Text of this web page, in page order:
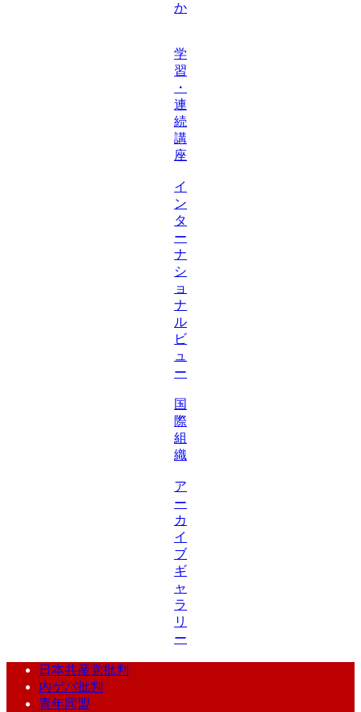
か
学
習
・
連
続
講
座
イ
ン
タ
ー
ナ
シ
ョ
ナ
ル
ビ
ュ
ー
国
際
組
織
ア
ー
カ
イ
ブ
ギ
ャ
ラ
リ
ー
日本共産党批判
内ゲバ批判
青年同盟